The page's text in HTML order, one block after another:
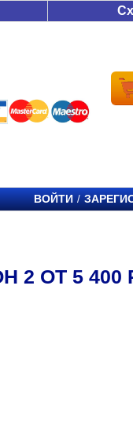
ВОЙТИ /
2 ОТ 5 400